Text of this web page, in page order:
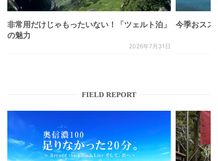
非常用だけじゃもったいない！「ツェルト泊」
の魅力
2026年7月31日
今季おスス
FIELD REPORT